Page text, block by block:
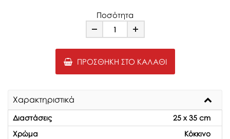
Ποσότητα
Minus Plus
ΠΡΟΣΘΉΚΗ ΣΤΟ ΚΑΛΆΘΙ
Χαρακτηριστικά
Διαστάσεις
25 x 35 cm
Χρώμα
Κόκκινο